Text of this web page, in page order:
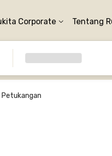
Corporate Tentang
Petukangan